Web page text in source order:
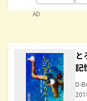
AD
と
記
D-